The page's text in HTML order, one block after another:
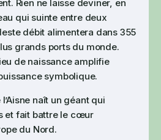
Rien ne laisse deviner, en
qui suinte entre deux
débit alimentera dans 355
grands ports du monde.
de naissance amplifie
symbolique.
naît un géant qui
et fait battre le cœur
du Nord.